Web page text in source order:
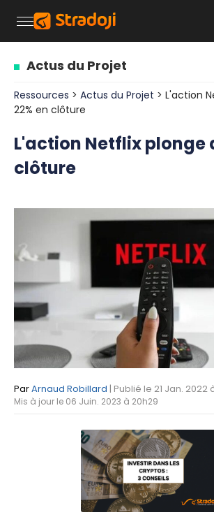
Actus du Projet
Ressources > Actus du Projet > L'action
22% en clôture
L'action Netflix plonge
clôture
ParArnaud Robillard | Publié le 21 Jan. 2022
Mis à jour le 06 Juin. 2023 à 20h29